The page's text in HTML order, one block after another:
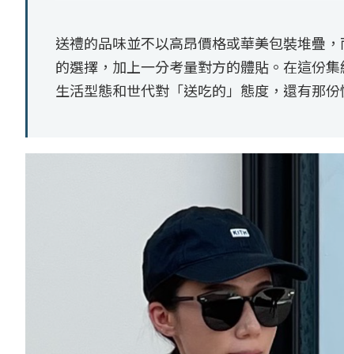
送禮的品味並不以高昂價格或華美包裝堆疊
的選擇，加上一分考量對方的體貼。在這份
生活型態和世代對「送吃的」態度，還有那